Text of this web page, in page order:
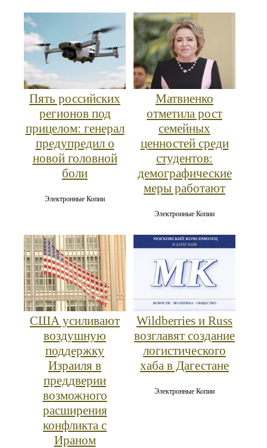
Пять российских
регионов под
прицелом: генерал
предупредил о
новой головной
боли
Электронные Копии
Матвиенко
отметила рост
семейных
ценностей среди
студентов:
демографические
меры работают
Электронные Копии
США усиливают
воздушную
поддержку
Израиля в
преддверии
возможного
расширения
конфликта с
Ираном
Wildberries и Russ
возглавят создание
логистического
хаба в Дагестане
Электронные Копии